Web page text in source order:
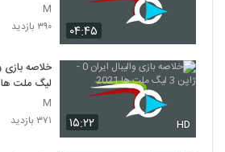
۰۴:۴۵
M
۳۹۰ بازدید
۱۵:۲۲ HD
لیگ ملت ها 2021
M
۳۷۱ بازدید